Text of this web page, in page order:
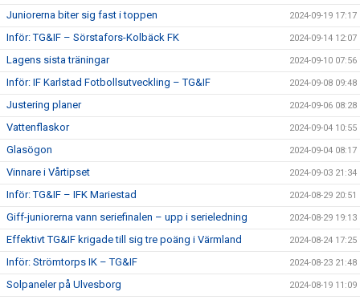
Juniorerna biter sig fast i toppen 2024-09-19 17:17
Inför: TG&IF – Sörstafors-Kolbäck FK 2024-09-14 12:07
Lagens sista träningar 2024-09-10 07:56
Inför: IF Karlstad Fotbollsutveckling – TG&IF 2024-09-08 09:48
Justering planer 2024-09-06 08:28
Vattenflaskor 2024-09-04 10:55
Glasögon 2024-09-04 08:17
Vinnare i Vårtipset 2024-09-03 21:34
Inför: TG&IF – IFK Mariestad 2024-08-29 20:51
Giff-juniorerna vann seriefinalen – upp i serieledning 2024-08-29 19:13
Effektivt TG&IF krigade till sig tre poäng i Värmland 2024-08-24 17:25
Inför: Strömtorps IK – TG&IF 2024-08-23 21:48
Solpaneler på Ulvesborg 2024-08-19 11:09